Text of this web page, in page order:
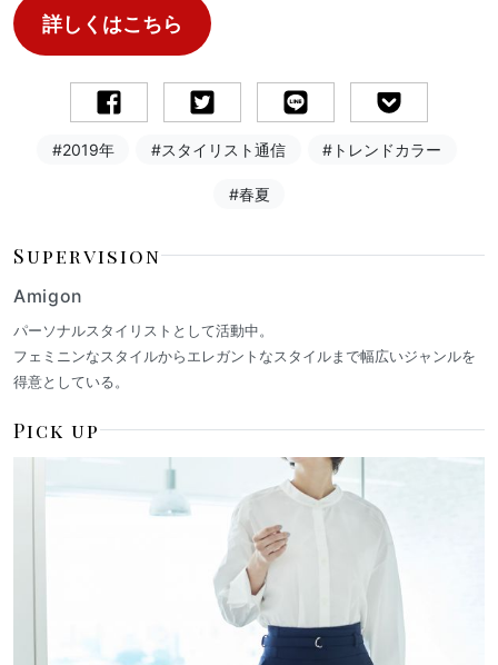
詳しくはこちら
#2019年 #スタイリスト通信
#トレンドカラー
#春夏
Supervision
Amigon
パーソナルスタイリストとして活動中。
フェミニンなスタイルからエレガントなスタイルまで幅広いジャンルを
得意としている。
Pick up